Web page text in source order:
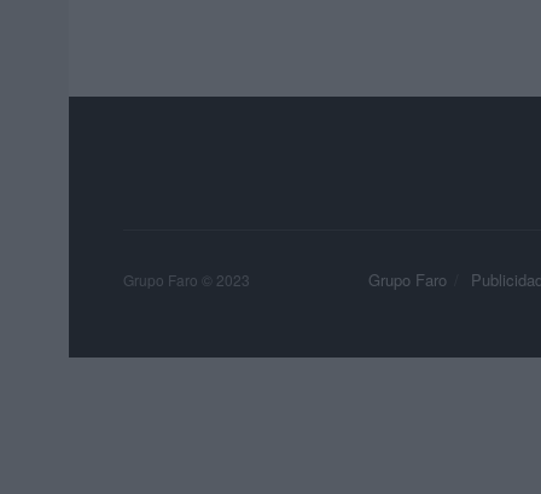
Grupo Faro Publicidad
Grupo Faro © 2023